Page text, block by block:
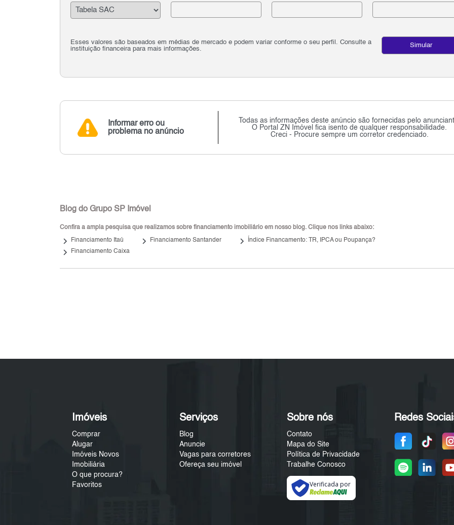
Esses valores são baseados em médias de mercado e podem variar conforme o seu perfil. Consulte a
instituição financeira para mais informações.
Simular
Informar erro ou
problema no anúncio
Todas as informações deste anúncio são fornecidas pelo
O Portal ZN Imóvel fica isento de qualquer responsabilidade.
Creci - Procure sempre um corretor credenciado.
Blog do Grupo SP Imóvel
Confira a ampla pesquisa que realizamos sobre financiamento imobiliário em nosso blog. Clique nos links abaixo:
keyboard_arrow_right Financiamento Itaú keyboard_arrow_right Financiamento Santander keyboard_arrow_right Índice Financamento: TR, IPCA ou Poupança?
keyboard_arrow_right Financiamento Caixa
Imóveis
Comprar
Alugar
Imóveis Novos
Imobiliária
O que procura?
Favoritos
Serviços
Blog
Anuncie
Vagas para corretores
Ofereça seu imóvel
Sobre nós
Contato
Mapa do Site
Política de Privacidade
Trabalhe Conosco
Verificada por
Redes